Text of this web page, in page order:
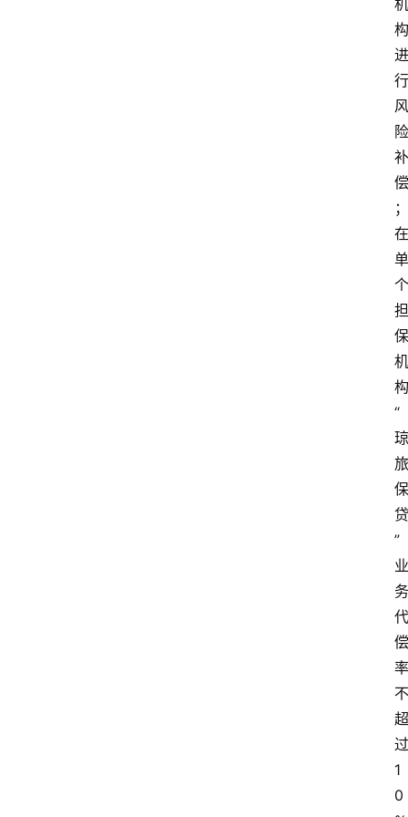
机
构
进
行
风
险
补
偿
；
在
单
个
担
保
机
构
“
琼
旅
保
贷
”
业
务
代
偿
率
不
超
过
1
0